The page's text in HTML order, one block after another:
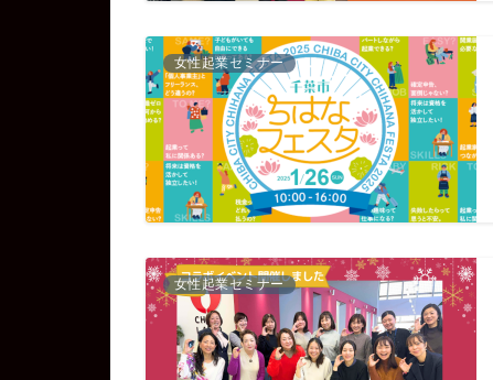
女性起業セミナー
女性起業セミナー